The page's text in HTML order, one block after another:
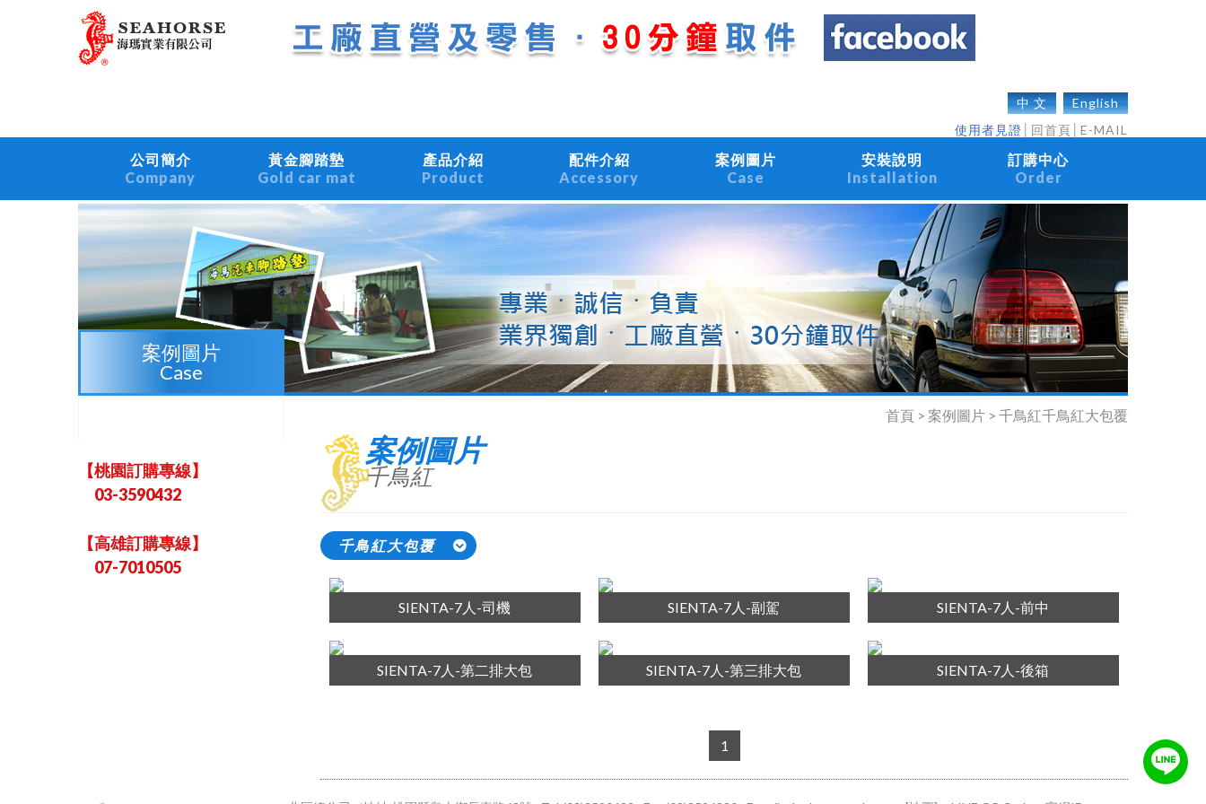
中 文
English
使用者見證
回首頁 E-MAIL
公司簡介
Company
黃金腳踏墊
Gold car mat
產品介紹
Product
配件介紹
Accessory
案例圖片
Case
安裝說明
Installation
訂購中心
Order
案例圖片
Case
【桃園訂購專線】
03-3590432
【高雄訂購專線】
07-7010505
首頁 > 案例圖片 > 千鳥紅千鳥紅大包覆
案例圖片
千鳥紅
千鳥紅大包覆
SIENTA-7人-司機 SIENTA-7人-副駕 SIENTA-7人-前中
SIENTA-7人-第二排大包 SIENTA-7人-第三排大包 SIENTA-7人-後箱
1